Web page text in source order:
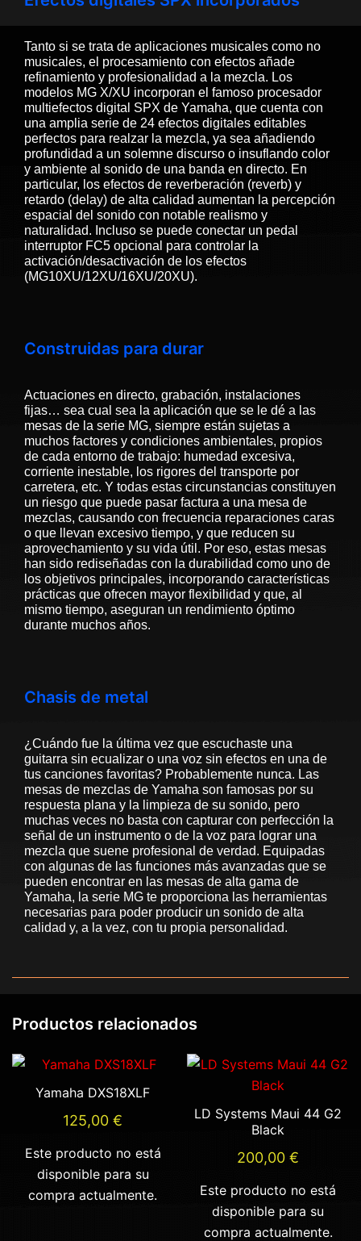
Tanto si se trata de aplicaciones musicales como no
musicales, el procesamiento con efectos añade
refinamiento y profesionalidad a la mezcla. Los
modelos MG X/XU incorporan el famoso procesador
multiefectos digital SPX de Yamaha, que cuenta con
una amplia serie de 24 efectos digitales editables
perfectos para realzar la mezcla, ya sea añadiendo
profundidad a un solemne discurso o insuflando color
y ambiente al sonido de una banda en directo. En
particular, los efectos de reverberación (reverb) y
retardo (delay) de alta calidad aumentan la percepción
espacial del sonido con notable realismo y
naturalidad. Incluso se puede conectar un pedal
interruptor FC5 opcional para controlar la
activación/desactivación de los efectos
(MG10XU/12XU/16XU/20XU).
Construidas para durar
Actuaciones en directo, grabación, instalaciones
fijas… sea cual sea la aplicación que se le dé a las
mesas de la serie MG, siempre están sujetas a
muchos factores y condiciones ambientales, propios
de cada entorno de trabajo: humedad excesiva,
corriente inestable, los rigores del transporte por
carretera, etc. Y todas estas circunstancias constituyen
un riesgo que puede pasar factura a una mesa de
mezclas, causando con frecuencia reparaciones caras
o que llevan excesivo tiempo, y que reducen su
aprovechamiento y su vida útil. Por eso, estas mesas
han sido rediseñadas con la durabilidad como uno de
los objetivos principales, incorporando características
prácticas que ofrecen mayor flexibilidad y que, al
mismo tiempo, aseguran un rendimiento óptimo
durante muchos años.
Chasis de metal
¿Cuándo fue la última vez que escuchaste una
guitarra sin ecualizar o una voz sin efectos en una de
tus canciones favoritas? Probablemente nunca. Las
mesas de mezclas de Yamaha son famosas por su
respuesta plana y la limpieza de su sonido, pero
muchas veces no basta con capturar con perfección la
señal de un instrumento o de la voz para lograr una
mezcla que suene profesional de verdad. Equipadas
con algunas de las funciones más avanzadas que se
pueden encontrar en las mesas de alta gama de
Yamaha, la serie MG te proporciona las herramientas
necesarias para poder producir un sonido de alta
calidad y, a la vez, con tu propia personalidad.
Productos relacionados
Yamaha DXS18XLF
125,00€
Este producto no está
disponible para su
compra actualmente.
LD Systems Maui 44 G2
Black
200,00€
Este producto no está
disponible para su
compra actualmente.